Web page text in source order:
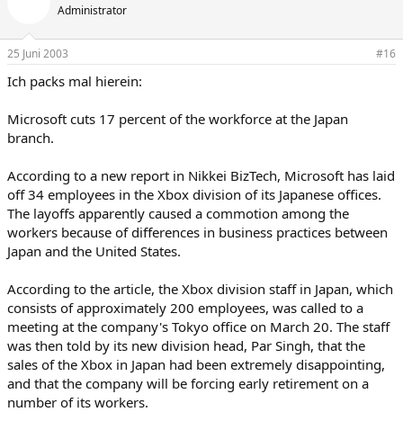
Administrator
25 Juni 2003 #16
Ich packs mal hierein:
Microsoft cuts 17 percent of the workforce at the Japan
branch.
According to a new report in Nikkei BizTech, Microsoft has laid
off 34 employees in the Xbox division of its Japanese offices.
The layoffs apparently caused a commotion among the
workers because of differences in business practices between
Japan and the United States.
According to the article, the Xbox division staff in Japan, which
consists of approximately 200 employees, was called to a
meeting at the company's Tokyo office on March 20. The staff
was then told by its new division head, Par Singh, that the
sales of the Xbox in Japan had been extremely disappointing,
and that the company will be forcing early retirement on a
number of its workers.